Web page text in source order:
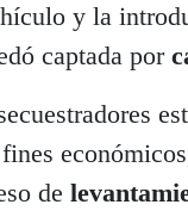
y la
captada por
de